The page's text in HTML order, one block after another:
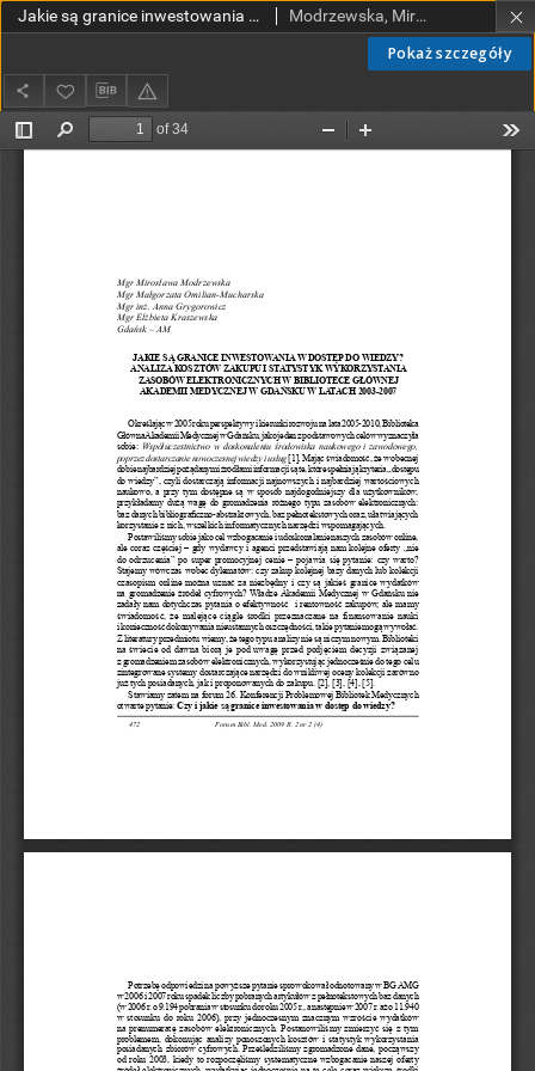
Pokaż szczegóły
Jakie są granice inwestowania w dostęp do wiedzy? Analiza kosztów zakupu i statystyk wykorzystania zasobów elektronicznych w Bibliotece Głównej Akademii Medycznej w Gdańsku w latach 2003-2007 Modrzewska, Mirosława; Omilian-Mucharska, Małgorzata; Grygorowicz, Anna; Kraszewska, Elżbieta